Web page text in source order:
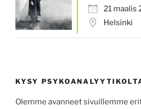
21 maalis
Helsinki
KYSY
Olemme avanneet sivuillemme